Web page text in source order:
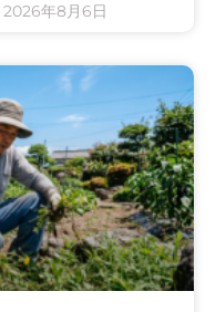
2026年8月6日